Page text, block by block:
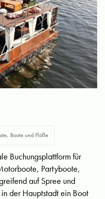
Boote und Flöße
Buchungsplattform für
Partyboote,
auf Spree und
der Hauptstadt ein Boot